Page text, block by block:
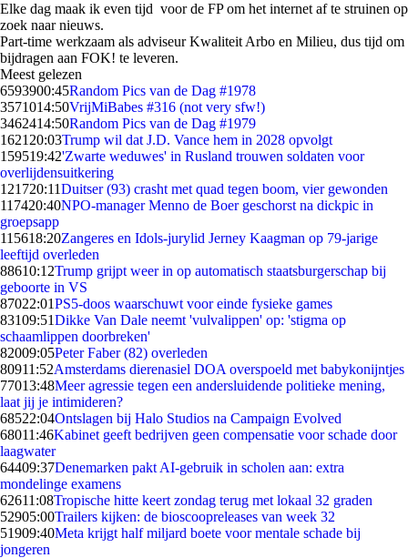
Elke dag maak ik even tijd voor de FP om het internet af te struinen op
zoek naar nieuws.
Part-time werkzaam als adviseur Kwaliteit Arbo en Milieu, dus tijd om
bijdragen aan FOK! te leveren.
Meest gelezen
6593900:45Random Pics van de Dag #1978
3571014:50VrijMiBabes #316 (not very sfw!)
3462414:50Random Pics van de Dag #1979
1621 20:03Trump wil dat J.D. Vance hem in 2028 opvolgt
159519:42'Zwarte weduwes' in Rusland trouwen soldaten voor
overlijdensuitkering
121720:11Duitser (93) crasht met quad tegen boom, vier gewonden
117420:40NPO-manager Menno de Boer geschorst na dickpic in
groepsapp
115618:20Zangeres en Idols-jurylid Jerney Kaagman op 79-jarige
leeftijd overleden
88610:12Trump grijpt weer in op automatisch staatsburgerschap bij
geboorte in VS
87022:01PS5-doos waarschuwt voor einde fysieke games
83109:51Dikke Van Dale neemt 'vulvalippen' op: 'stigma op
schaamlippen doorbreken'
82009:05Peter Faber (82) overleden
80911:52Amsterdams dierenasiel DOA overspoeld met babykonijntjes
77013:48Meer agressie tegen een andersluidende politieke mening,
laat jij je intimideren?
68522:04Ontslagen bij Halo Studios na Campaign Evolved
68011:46Kabinet geeft bedrijven geen compensatie voor schade door
laagwater
64409:37Denemarken pakt AI-gebruik in scholen aan: extra
mondelinge examens
62611:08Tropische hitte keert zondag terug met lokaal 32 graden
52905:00Trailers kijken: de bioscoopreleases van week 32
51909:40Meta krijgt half miljard boete voor mentale schade bij
jongeren